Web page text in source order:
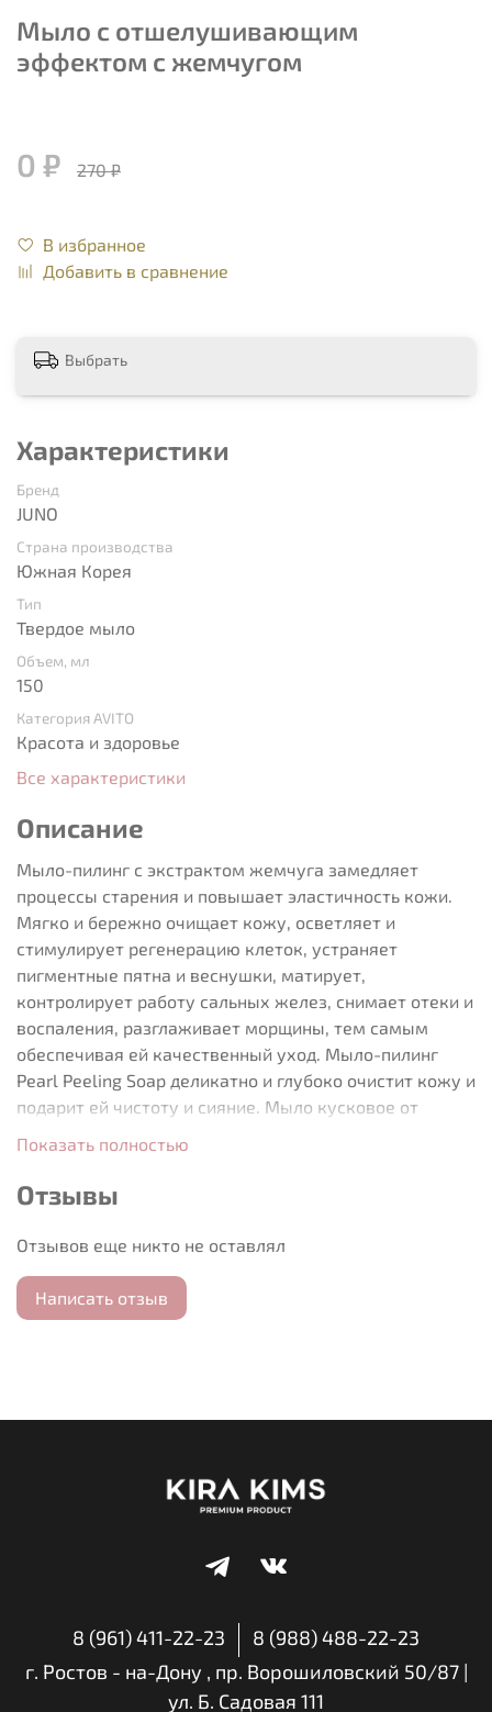
Мыло с отшелушивающим
эффектом с жемчугом
0 ₽ 270 ₽
В избранное
Добавить в сравнение
Выбрать
Характеристики
Бренд
JUNO
Страна производства
Южная Корея
Тип
Твердое мыло
Объем, мл
150
Категория AVITO
Красота и здоровье
Все характеристики
Описание
Мыло-пилинг с экстрактом жемчуга замедляет
процессы старения и повышает эластичность кожи.
Мягко и бережно очищает кожу, осветляет и
стимулирует регенерацию клеток, устраняет
пигментные пятна и веснушки, матирует,
контролирует работу сальных желез, снимает отеки и
воспаления, разглаживает морщины, тем самым
обеспечивая ей качественный уход. Мыло-пилинг
Pearl Peeling Soap деликатно и глубоко очистит кожу и
подарит ей чистоту и сияние. Мыло кусковое от
Благодаря этому мыло подходит для кожи любого
типа. Мыло содержит только растительные
компоненты и имеет приятный аромат. Такое мыло
любому празднику.
Показать полностью
Отзывы
Отзывов еще никто не оставлял
Написать отзыв
8 (961) 411-22-23
8 (988) 488-22-23
г. Ростов - на-Дону , пр. Ворошиловский 50/87 |
ул. Б. Садовая 111